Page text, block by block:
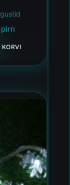
KORVI